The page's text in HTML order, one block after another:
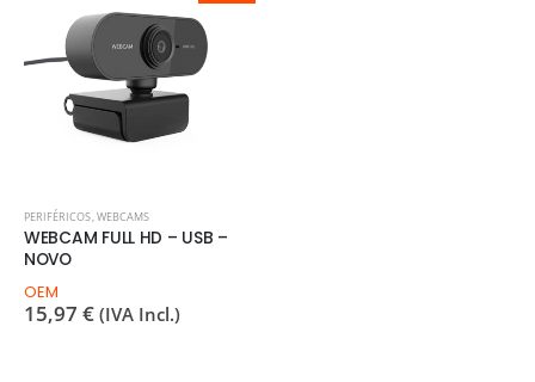
PERIFÉRICOS,WEBCAMS
WEBCAM FULL HD – USB –
NOVO
OEM
15,97 € (IVA Incl.)